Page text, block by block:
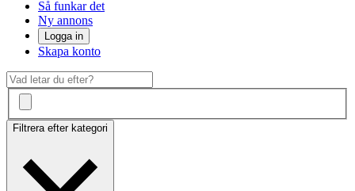
Så funkar det
Ny annons
Logga in
Skapa konto
Filtrera efter kategori